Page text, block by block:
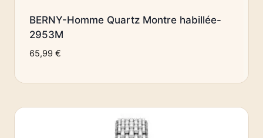
BERNY-Homme Quartz Montre habillée-
2953M
65,99 €